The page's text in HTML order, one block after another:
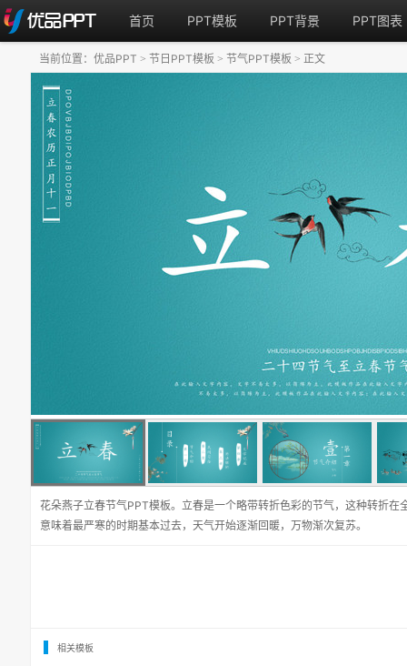
首页 PPT模板 PPT背景 PPT图表
花朵燕子立春节气PPT模板。立春是一个略带转折色彩的节气，这种转折
意味着最严寒的时期基本过去，天气开始逐渐回暖，万物渐次复苏。
当前位置： 优品PPT > 节日PPT模板 > 节气PPT模板 > 正文
相关模板